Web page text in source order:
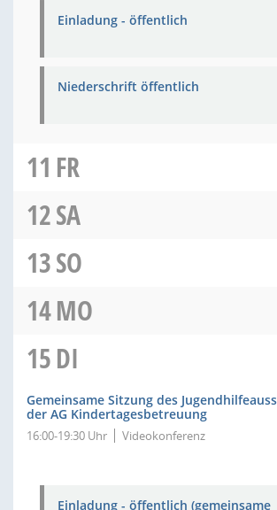
Einladung - öffentlich
Niederschrift öffentlich
11 FR
12SA
13SO
14MO
15DI
Gemeinsame Sitzung des
der AG Kindertagesbetreuung
16:00-19:30 Uhr Videokonferenz
Einladung - öffentlich (gemeinsame